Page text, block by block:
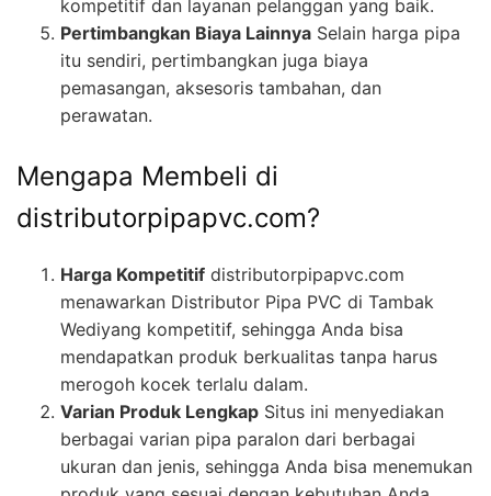
kompetitif dan layanan pelanggan yang baik.
Pertimbangkan Biaya Lainnya Selain harga pipa
itu sendiri, pertimbangkan juga biaya
pemasangan, aksesoris tambahan, dan
perawatan.
Mengapa Membeli di
distributorpipapvc.com?
Harga Kompetitif distributorpipapvc.com
menawarkan Distributor Pipa PVC di Tambak
Wediyang kompetitif, sehingga Anda bisa
mendapatkan produk berkualitas tanpa harus
merogoh kocek terlalu dalam.
Varian Produk Lengkap Situs ini menyediakan
berbagai varian pipa paralon dari berbagai
ukuran dan jenis, sehingga Anda bisa menemukan